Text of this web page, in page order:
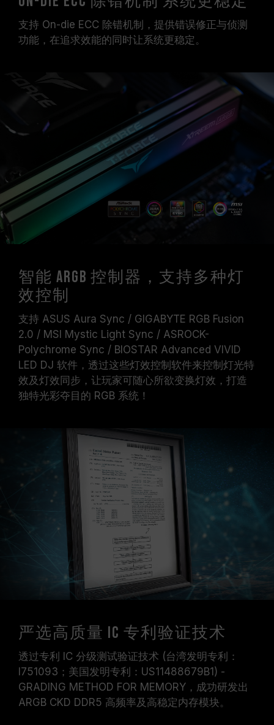
支持 On-die ECC 除错机制，提供错误修正与侦测
功能，在追求效能的同时让系统更稳定。
智能 ARGB 控制器，支持多种灯
效控制
支持 ASUS Aura Sync / GIGABYTE RGB Fusion
2.0 / MSI Mystic Light Sync / ASROCK-
Polychrome Sync / BIOSTAR Advanced VIVID
LED DJ 软件，透过这些灯效控制软件来控制灯光特
效及灯效同步，让玩家可随心所欲变换灯效，打造
独特光彩夺目的 RGB 系统！
严选高质量 IC 专利验证技术
透过专利 IC 分级测试验证技术 (台湾发明专利：
I751093；美国发明专利：US11488679B1) -
GRADING METHOD FOR MEMORY，成功研发出
ARGB CKD DDR5 高频率及高稳定内存模块。